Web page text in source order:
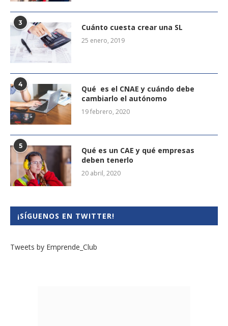
3 Cuánto cuesta crear una SL
25 enero, 2019
4
Qué es el CNAE y cuándo debe
cambiarlo el autónomo
19 febrero, 2020
5
Qué es un CAE y qué empresas
deben tenerlo
20 abril, 2020
¡SÍGUENOS EN TWITTER!
Tweets by Emprende_Club